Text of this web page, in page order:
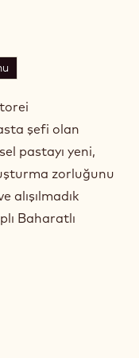
kek
şefi olan
pastayı yeni,
zorluğunu
alışılmadık
Baharatlı